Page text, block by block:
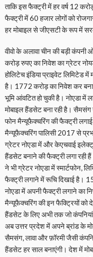
ताकि इस फैक्ट्री में हर वर्ष 12
फैक्ट्री में 60 हजार लोगों को
हर मोबाइल से जीएसटी के रूप में
वीवो के अलावा चीन की बड़ी कंपनी
करोड़ रुपए का निवेश का ग्रेटर
होलिटेच इंडिया प्राइवेट लिमिटेड
है। 1772 करोड़ का निवेश कर
भूमि आंवटित हो चुकी है। नोएडा में
मोबाइल हैंडसेट बना रही है। सैमसंग
फोन मैन्यूफैक्चरिंग की फैक्ट्री
मैन्यूफैक्चरिंग पालिसी 2017 से
ग्रेटर नोएडा में और केएचवाई
हैंडसेट बनाने की फैक्ट्री लगा रही
ने भी ग्रेटर नोएडा में स्मार्टफोन,
फैक्ट्री लगाने में रूचि दिखाई है।
नोएडा में अपनी फैक्ट्री लगाने का
मैन्यूफैक्चरिंग की इन फैक्ट्रियों को
हैंडसेट के लिए अभी तक जो कंपनियां
अब उत्तर प्रदेश में अपने ब्रांड के
सैमसंग, लावा और फ़ॉरमी जैसी
हैंडसेट हर साल बनाएंगी। देश में